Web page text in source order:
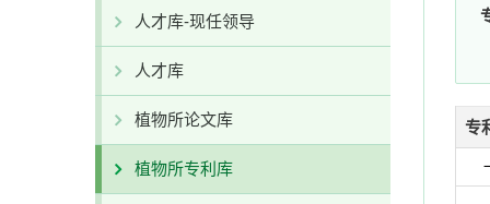
人才库-现任领导
人才库
植物所论文库
植物所专利库
专